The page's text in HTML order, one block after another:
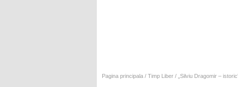
Pagina principala / Timp Liber / „Silviu Dragomir –